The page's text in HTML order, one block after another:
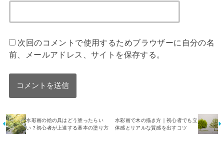
次回のコメントで使用するためブラウザーに自分の名
前、メールアドレス、サイトを保存する。
水彩画の絵の具はどう塗ったらい
い？初心者が上達する基本の塗り方
水彩画で木の描き方｜初心者でも立
体感とリアルな質感を出すコツ